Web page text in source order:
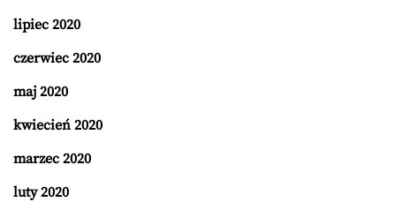
lipiec 2020
czerwiec 2020
maj 2020
kwiecień 2020
marzec 2020
luty 2020